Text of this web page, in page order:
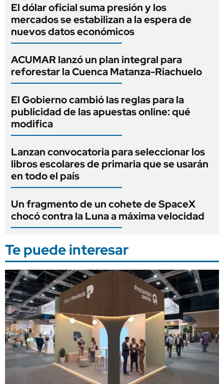
El dólar oficial suma presión y los
mercados se estabilizan a la espera de
nuevos datos económicos
ACUMAR lanzó un plan integral para
reforestar la Cuenca Matanza-Riachuelo
El Gobierno cambió las reglas para la
publicidad de las apuestas online: qué
modifica
Lanzan convocatoria para seleccionar los
libros escolares de primaria que se usarán
en todo el país
Un fragmento de un cohete de SpaceX
chocó contra la Luna a máxima velocidad
Te puede interesar